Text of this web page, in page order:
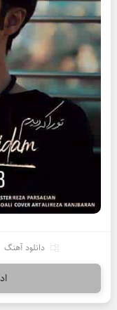
دانلود آهنگ